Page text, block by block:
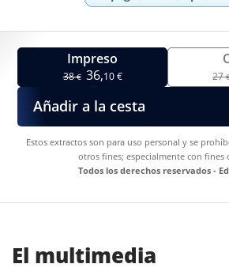
Impreso
38€ 36,10 € 27
Añadir a la cesta
Estos extractos son para uso personal y se
otros fines; especialmente con fines
Todos los derechos reservados -
El multimedia